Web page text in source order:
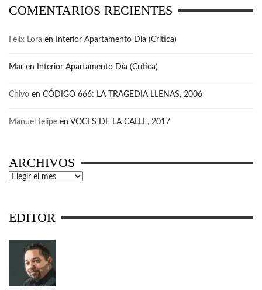
COMENTARIOS RECIENTES
Felix Lora en Interior Apartamento Día (Crítica)
Mar en Interior Apartamento Día (Crítica)
Chivo en CÓDIGO 666: LA TRAGEDIA LLENAS, 2006
Manuel felipe en VOCES DE LA CALLE, 2017
ARCHIVOS
Archivos
EDITOR